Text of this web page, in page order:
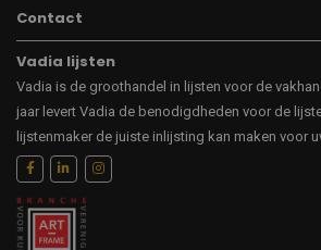
Contact
Vadia lijsten
Vadia is de groothandel in lijsten voor de
jaar levert Vadia de benodigdheden voor de
lijstenmaker de juiste inlijsting kan maken voor